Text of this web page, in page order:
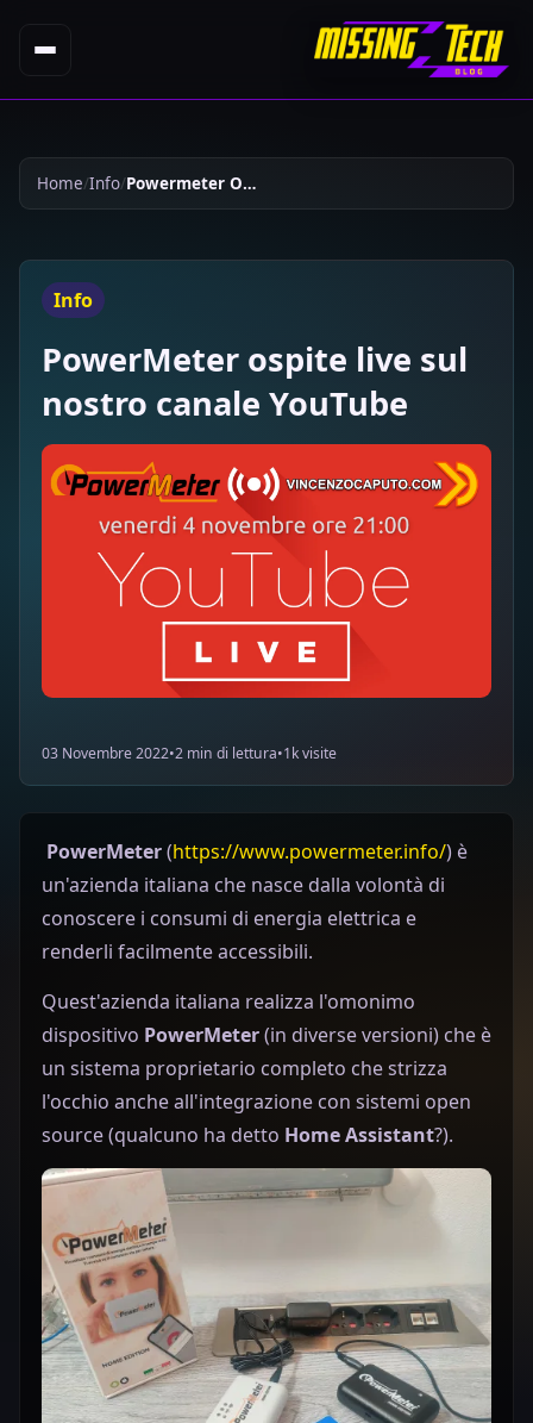
Home Info Powermeter Ospite Live Sul Nostro Canale Youtube 829
Info
PowerMeter ospite live sul
nostro canale YouTube
03 Novembre 2022•2 min di lettura•1k visite
PowerMeter(https://www.powermeter.info/) è
un'azienda italiana che nasce dalla volontà di
conoscere i consumi di energia elettrica e
renderli facilmente accessibili.
Quest'azienda italiana realizza l'omonimo
dispositivo PowerMeter(in diverse versioni) che è
un sistema proprietario completo che strizza
l'occhio anche all'integrazione con sistemi open
source (qualcuno ha detto Home Assistant?).